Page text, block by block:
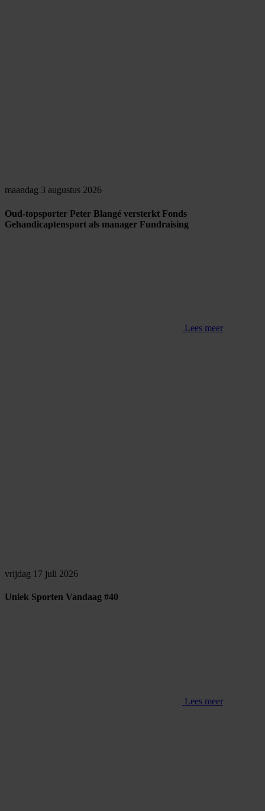
maandag 3 augustus 2026
Oud-topsporter Peter Blangé versterkt Fonds
Gehandicaptensport als manager Fundraising
Lees meer
vrijdag 17 juli 2026
Uniek Sporten Vandaag #40
Lees meer